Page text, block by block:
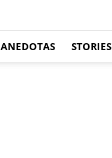
ANEDOTAS STORIES